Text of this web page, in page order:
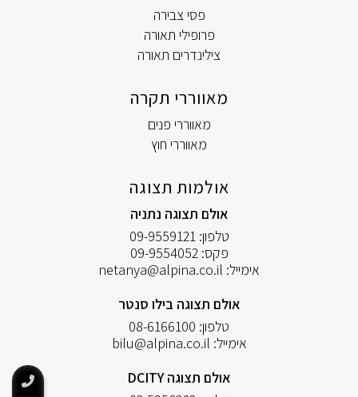
פסי צבירה
פרופילי תאורה
צילינדרים תאורה
מאווררי תקרה
מאווררי פנים
מאווררי חוץ
אולמות תצוגה
אולם תצוגה נתניה
טלפון:09-9559121
פקס:09-9554052
אימייל: netanya@alpina.co.il
אולם תצוגה בילו סנטר
טלפון: 08-6166100
אימייל: bilu@alpina.co.il
אולם תצוגה DCITY